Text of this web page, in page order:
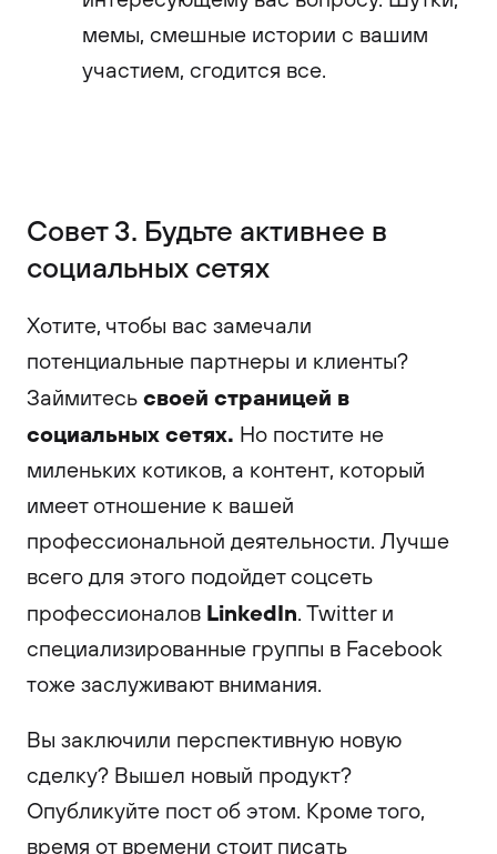
мемы, смешные истории с вашим
участием, сгодится все.
Совет 3. Будьте активнее в
социальных сетях
Хотите, чтобы вас замечали
потенциальные партнеры и клиенты?
Займитесь своей страницей в
социальных сетях. Но постите не
миленьких котиков, а контент, который
имеет отношение к вашей
профессиональной деятельности. Лучше
всего для этого подойдет соцсеть
профессионалов LinkedIn. Twitter и
специализированные группы в Facebook
тоже заслуживают внимания.
Вы заключили перспективную новую
сделку? Вышел новый продукт?
Опубликуйте пост об этом. Кроме того,
время от времени стоит писать